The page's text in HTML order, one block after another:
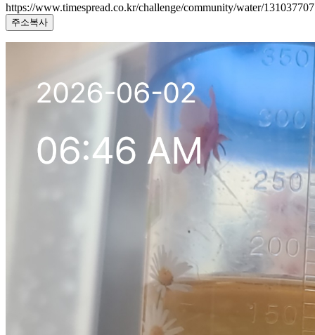
https://www.timespread.co.kr/challenge/community/water/131037707
주소복사